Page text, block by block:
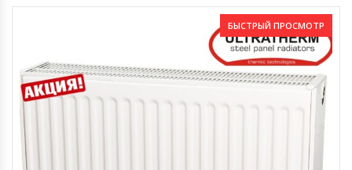
БЫСТРЫЙ ПРОСМОТР